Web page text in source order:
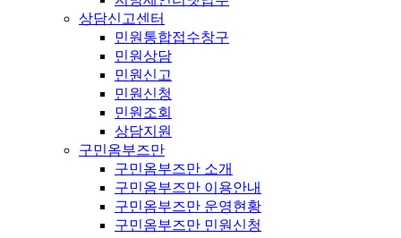
상담신고센터
민원통합접수창구
민원상담
민원신고
민원신청
민원조회
상담지원
구민옴부즈만
구민옴부즈만 소개
구민옴부즈만 이용안내
구민옴부즈만 운영현황
구민옴부즈만 민원신청